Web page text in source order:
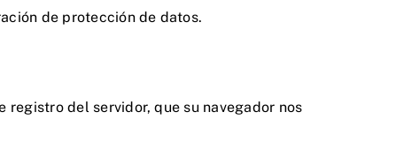
de protección de datos.
del servidor, que su navegador nos